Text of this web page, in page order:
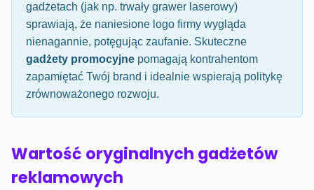
gadżetach (jak np. trwały grawer laserowy)
sprawiają, że naniesione logo firmy wygląda
nienagannie, potęgując zaufanie. Skuteczne
gadżety promocyjne pomagają kontrahentom
zapamiętać Twój brand i idealnie wspierają politykę
zrównoważonego rozwoju.
Wartość oryginalnych gadżetów
reklamowych